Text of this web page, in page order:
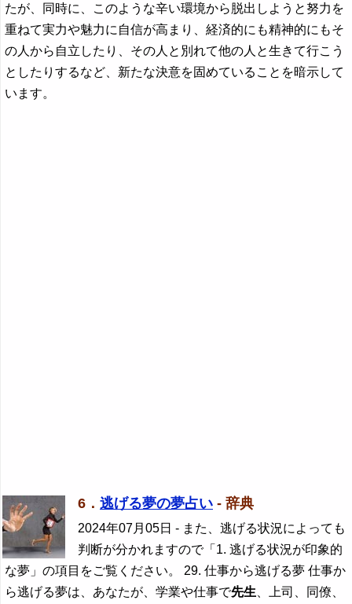
たが、同時に、このような辛い環境から脱出しようと努力を
重ねて実力や魅力に自信が高まり、経済的にも精神的にもそ
の人から自立したり、その人と別れて他の人と生きて行こう
としたりするなど、新たな決意を固めていることを暗示して
います。
6． 逃げる夢の夢占い - 辞典
2024年07月05日 - また、逃げる状況によっても
判断が分かれますので「1. 逃げる状況が印象的
な夢」の項目をご覧ください。 29. 仕事から逃げる夢 仕事か
ら逃げる夢は、あなたが、学業や仕事で先生 、上司、同僚、